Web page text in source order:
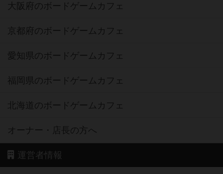
大阪府のボードゲームカフェ
京都府のボードゲームカフェ
愛知県のボードゲームカフェ
福岡県のボードゲームカフェ
北海道のボードゲームカフェ
オーナー・店長の方へ
運営者情報